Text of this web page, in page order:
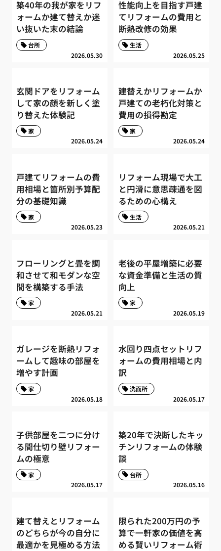
築40年の我が家をリフ
ォームか建て替えか迷
い抜いた末の結論
2026.05.30
台所
性能向上を目指す戸建
てリフォームの費用と
断熱改修の効果
2026.05.25
生活
玄関ドアをリフォーム
して家の顔を新しく塗
り替えた体験記
2026.05.24
家
建替えかリフォームか
戸建ての老朽化対策と
費用の損得勘定
2026.05.24
家
戸建てリフォームの費
用相場と箇所別予算配
分の基礎知識
2026.05.23
家
リフォーム現場で大工
と円滑に意思疎通を図
るための心構え
2026.05.21
生活
フローリングと畳を調
和させて和モダンな空
間を構築する手法
2026.05.21
家
老後の平屋増築に必要
な資金準備と生活の質
向上
2026.05.19
家
ガレージを断熱リフォ
ームして趣味の部屋を
増やす計画
2026.05.18
家
水回り四点セットリフ
ォームの費用相場と内
訳
2026.05.17
洗面所
子供部屋を二つに分け
る間仕切り壁リフォー
ムの極意
2026.05.17
家
築20年で決断したキッ
チンリフォームの体験
談
2026.05.16
台所
建て替えとリフォーム
のどちらが今の自分に
最適かを見極める方法
限られた200万円の予
算で一軒家の価値を高
める賢いリフォーム術